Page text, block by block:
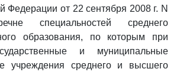
Федерации от 22 сентября 2008 г. N
специальностей среднего
образования, по которым при
и муниципальные
учреждения среднего и высшего